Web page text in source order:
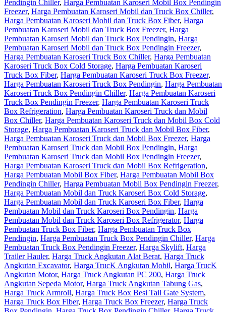
Pendingin Chiller, Harga Pembuatan Karoseri Mobil Box Pendingin
Freezer, Harga Pembuatan Karoseri Mobil dan Truck Box Chiller,
Harga Pembuatan Karoseri Mobil dan Truck Box Fiber, Harga
Pembuatan Karoseri Mobil dan Truck Box Freezer, Harga
Pembuatan Karoseri Mobil dan Truck Box Pendingin, Harga
Pembuatan Karoseri Mobil dan Truck Box Pendingin Freezer,
Harga Pembuatan Karoseri Truck Box Chiller, Harga Pembuatan
Karoseri Truck Box Cold Storage, Harga Pembuatan Karoseri
Truck Box Fiber, Harga Pembuatan Karoseri Truck Box Freezer,
Harga Pembuatan Karoseri Truck Box Pendingin, Harga Pembuatan
Karoseri Truck Box Pendingin Chiller, Harga Pembuatan Karoseri
Truck Box Pendingin Freezer, Harga Pembuatan Karoseri Truck
Box Refrigeration, Harga Pembuatan Karoseri Truck dan Mobil
Box Chiller, Harga Pembuatan Karoseri Truck dan Mobil Box Cold
Storage, Harga Pembuatan Karoseri Truck dan Mobil Box Fiber,
Harga Pembuatan Karoseri Truck dan Mobil Box Freezer, Harga
Pembuatan Karoseri Truck dan Mobil Box Pendingin, Harga
Pembuatan Karoseri Truck dan Mobil Box Pendingin Freezer,
Harga Pembuatan Karoseri Truck dan Mobil Box Refrigeration,
Harga Pembuatan Mobil Box Fiber, Harga Pembuatan Mobil Box
Pendingin Chiller, Harga Pembuatan Mobil Box Pendingin Freezer,
Harga Pembuatan Mobil dan Truck Karoseri Box Cold Storage,
Harga Pembuatan Mobil dan Truck Karoseri Box Fiber, Harga
Pembuatan Mobil dan Truck Karoseri Box Pendingin, Harga
Pembuatan Mobil dan Truck Karoseri Box Refrigerator, Harga
Pembuatan Truck Box Fiber, Harga Pembuatan Truck Box
Pendingin, Harga Pembuatan Truck Box Pendingin Chiller, Harga
Pembuatan Truck Box Pendingin Freezer, Harga Skylift, Harga
Trailer Hauler, Harga Truck Angkutan Alat Berat, Harga Truck
Angkutan Excavator, Harga TrucK Angkutan Mobil, Harga TrucK
Angkutan Motor, Harga Truck Angkutan PC 200, Harga Truck
Angkutan Sepeda Motor, Harga Truck Angkutan Tabung Gas,
Harga Truck Armroll, Harga Truck Box Besi Tail Gate System,
Harga Truck Box Fiber, Harga Truck Box Freezer, Harga Truck